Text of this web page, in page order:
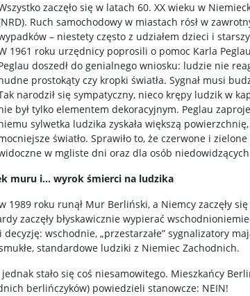
zaczęło się w latach 60. XX wieku w
Ruch samochodowy w miastach rósł w
– niestety często z udziałem dzieci i
1961 roku urzędnicy poprosili o pomoc Karla
doszedł do genialnego wniosku: ludzie nie
prostokąty czy kropki światła. Sygnał musi
narodził się sympatyczny, nieco krępy ludzik w
był tylko elementem dekoracyjnym. Peglau
sylwetka ludzika zyskała większą
światło. Sprawiło to, że czerwone i
w mgliste dni oraz dla osób
muru i… wyrok śmierci na ludzika
1989 roku runął Mur Berliński, a Niemcy zaczęły
zaczęły błyskawicznie wypierać
decyzję: wschodnie, „przestarzałe” sygnalizatory
standardowe ludziki z Niemiec Zachodnich.
stało się coś niesamowitego. Mieszkańcy
berlińczyków) powiedzieli stanowcze: NEIN!